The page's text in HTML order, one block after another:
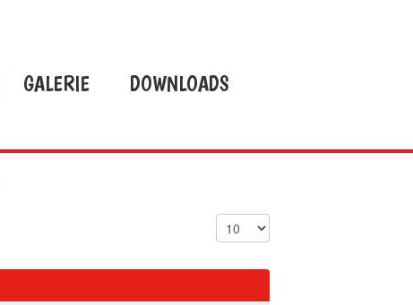
GALERIE DOWNLOADS
Anzeige #